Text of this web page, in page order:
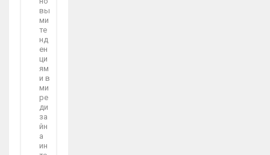
вы
ми
те
нд
ен
ци
ям
и в
ми
ре
ди
за
йн
а
ин